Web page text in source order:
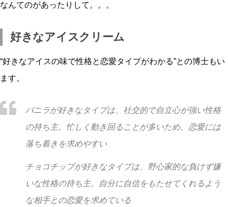
なんてのがあったりして。。。
好きなアイスクリーム
“好きなアイスの味で性格と恋愛タイプがわかる”との博士もい
ます。
バニラが好きなタイプは、社交的で自立心が強い性格
の持ち主。忙しく動き回ることが多いため、恋愛には
落ち着きを求めやすい
チョコチップが好きなタイプは、野心家的な負けず嫌
いな性格の持ち主。自分に自信をもたせてくれるよう
な相手との恋愛を求めている